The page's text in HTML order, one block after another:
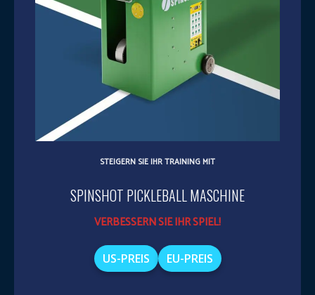
STEIGERN SIE IHR TRAINING MIT
SPINSHOT PICKLEBALL MASCHINE
VERBESSERN SIE IHR SPIEL!
US-PREIS EU-PREIS